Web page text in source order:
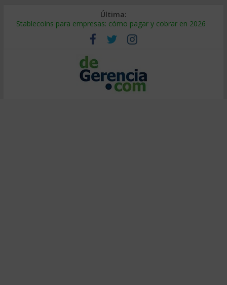
Última:
Stablecoins para empresas: cómo pagar y cobrar en 2026
Despido silencioso: qué es y por qué sale tan caro
IA en selección de personal: cómo auditarla a tiempo
Trabajo forzoso en la cadena de suministro: qué hacer
Mercado hispano de EE. UU.: cómo segmentarlo y venderle